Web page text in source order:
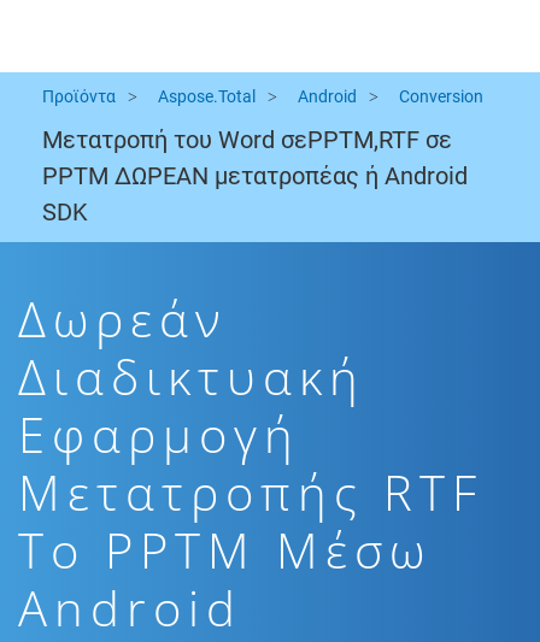
Προϊόντα Aspose.Total Android Conversion
Μετατροπή του Word σεPPTM,RTF σε
PPTM ΔΩΡΕΑΝ μετατροπέας ή Android
SDK
Δωρεάν
Διαδικτυακή
Εφαρμογή
Μετατροπής RTF
To PPTM Μέσω
Android